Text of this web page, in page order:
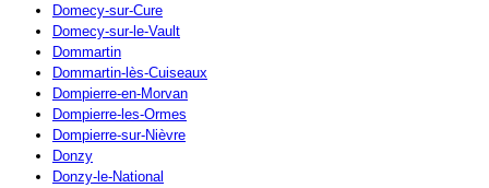
Domecy-sur-Cure
Domecy-sur-le-Vault
Dommartin
Dommartin-lès-Cuiseaux
Dompierre-en-Morvan
Dompierre-les-Ormes
Dompierre-sur-Nièvre
Donzy
Donzy-le-National